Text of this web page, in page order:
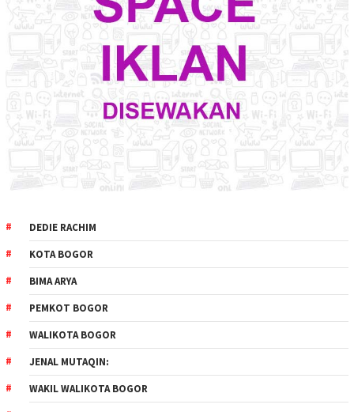
DEDIE RACHIM
KOTA BOGOR
BIMA ARYA
PEMKOT BOGOR
WALIKOTA BOGOR
JENAL MUTAQIN:
WAKIL WALIKOTA BOGOR